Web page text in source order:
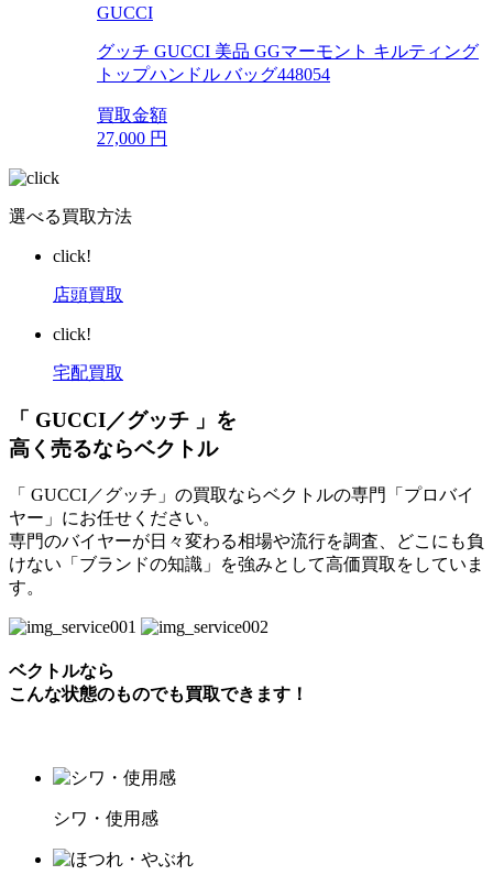
GUCCI
グッチ GUCCI 美品 GGマーモント キルティング
トップハンドル バッグ448054
買取金額
27,000 円
選べる買取方法
click!
店頭買取
click!
宅配買取
「 GUCCI／グッチ 」を
高く売るならベクトル
「 GUCCI／グッチ」の買取ならベクトルの専門「プロバイ
ヤー」にお任せください。
専門のバイヤーが日々変わる相場や流行を調査、どこにも負
けない「ブランドの知識」を強みとして高価買取をしていま
す。
ベクトルなら
こんな状態のものでも買取できます！
シワ・使用感